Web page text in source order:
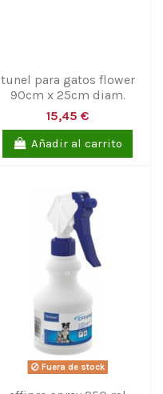
tunel para gatos flower
90cm x 25cm diam.
15,45 €
Añadir al carrito
Fuera de stock